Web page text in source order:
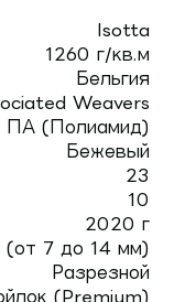
Isotta
1260 г/кв.м
Бельгия
Weavers
ПА (Полиамид)
Бежевый
23
10
2020 г
(от 7 до 14 мм)
Разрезной
(Premium)